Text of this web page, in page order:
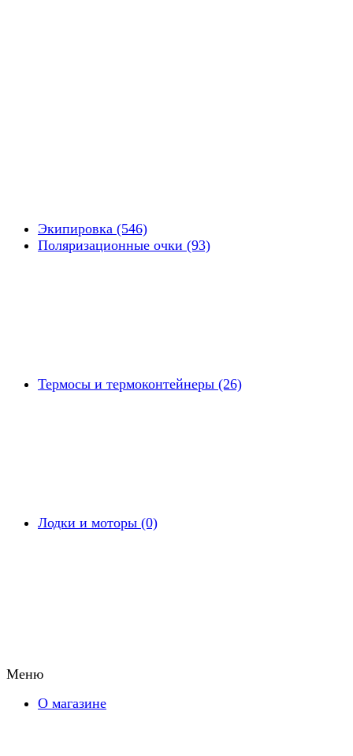
Экипировка (546)
Поляризационные очки (93)
Термосы и термоконтейнеры (26)
Лодки и моторы (0)
Меню
О магазине